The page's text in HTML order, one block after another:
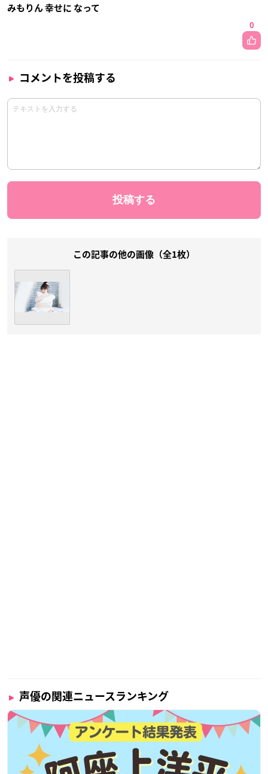
みもりん 幸せに なって
0
コメントを投稿する
この記事の他の画像（全1枚）
声優の関連ニュースランキング